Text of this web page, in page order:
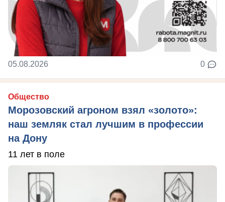
05.08.2026 0
Общество
Морозовский агроном взял «золото»:
наш земляк стал лучшим в профессии
на Дону
11 лет в поле